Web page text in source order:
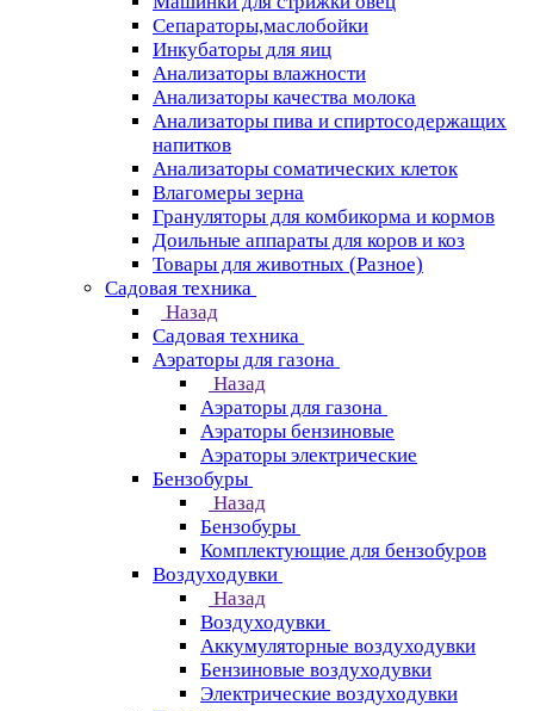
Сепараторы,маслобойки
Инкубаторы для яиц
Анализаторы влажности
Анализаторы качества молока
Анализаторы пива и спиртосодержащих
напитков
Анализаторы соматических клеток
Влагомеры зерна
Грануляторы для комбикорма и кормов
Доильные аппараты для коров и коз
Товары для животных (Разное)
Садовая техника
Назад
Садовая техника
Аэраторы для газона
Назад
Аэраторы для газона
Аэраторы бензиновые
Аэраторы электрические
Бензобуры
Назад
Бензобуры
Комплектующие для бензобуров
Воздуходувки
Назад
Воздуходувки
Аккумуляторные воздуходувки
Бензиновые воздуходувки
Электрические воздуходувки